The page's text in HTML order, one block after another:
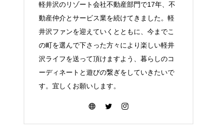
軽井沢のリゾート会社不動産部門で17年、不
動産仲介とサービス業を続けてきました。軽
井沢ファンを迎えていくとともに、今までこ
の町を選んで下さった方々により楽しい軽井
沢ライフを送って頂けますよう、暮らしのコ
ーディネートと遊びの繋ぎをしていきたいで
す。宜しくお願いします。